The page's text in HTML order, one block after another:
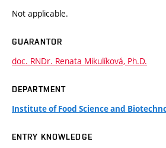
Not applicable.
GUARANTOR
doc. RNDr. Renata Mikulíková, Ph.D.
DEPARTMENT
Institute of Food Science and
ENTRY KNOWLEDGE